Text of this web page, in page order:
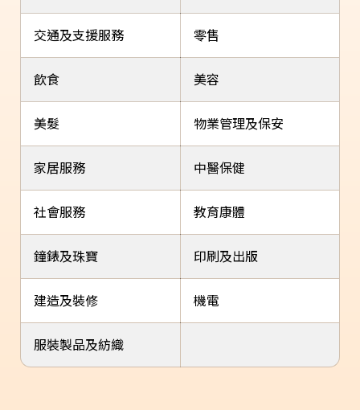
交通及支援服務 零售
飲食 美容
美髮 物業管理及保安
家居服務 中醫保健
社會服務 教育康體
鐘錶及珠寶 印刷及出版
建造及裝修 機電
服裝製品及紡織